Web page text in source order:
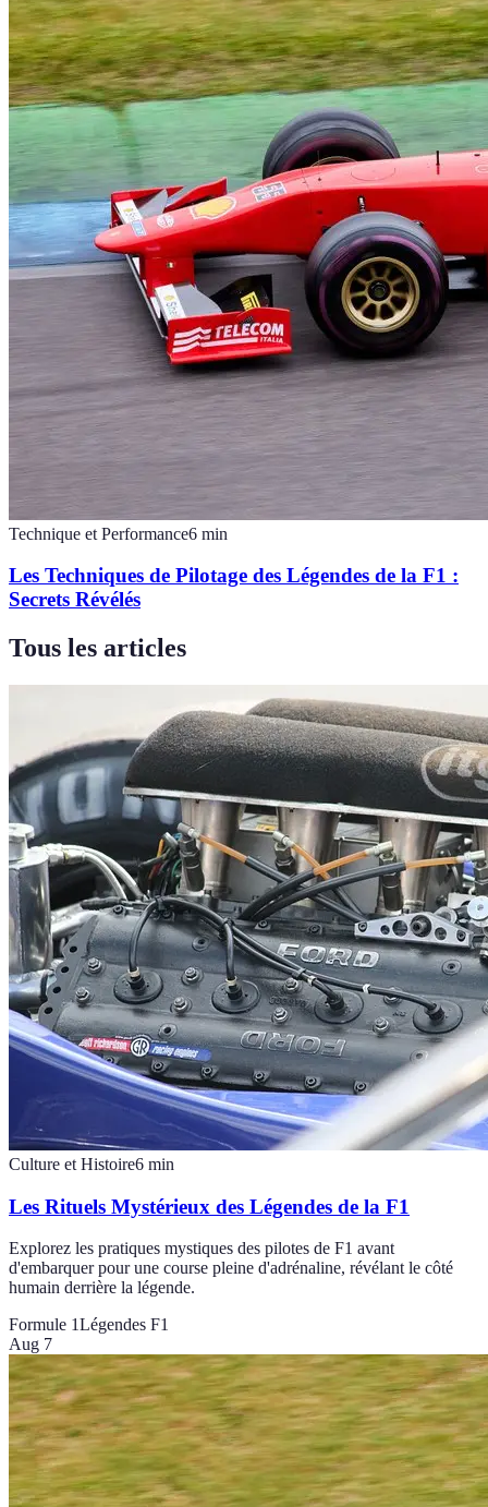
Technique et Performance6 min
Les Techniques de Pilotage des Légendes de la F1 :
Secrets Révélés
Tous les articles
Culture et Histoire6 min
Les Rituels Mystérieux des Légendes de la F1
Explorez les pratiques mystiques des pilotes de F1 avant
d'embarquer pour une course pleine d'adrénaline, révélant le côté
humain derrière la légende.
Formule 1Légendes F1
Aug 7